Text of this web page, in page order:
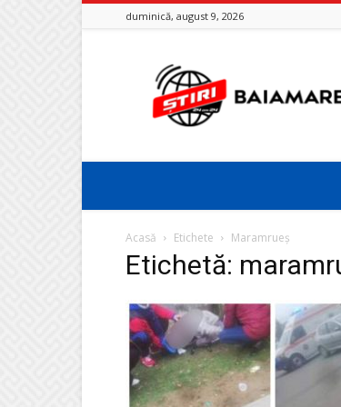
duminică, august 9, 2026
Baia
Mare
24
Acasă Etichete Maramrueș
Etichetă: